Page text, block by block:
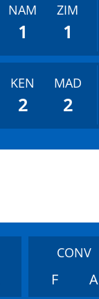
NAM ZIM
1 1
KEN MAD
2 2
CONV
F A